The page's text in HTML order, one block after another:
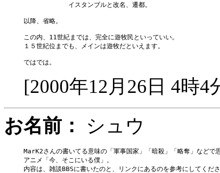
イスタンブルと改名、遷都。
以降、省略。
この内、11世紀までは、完全に遊牧民といっていい。
１５世紀位までも、メインは遊牧だといえます。
[2000年12月26日 4時4
お名前：
シュウ
MarK2さんの書いてる意味の「軍事国家」「暗殺」「略奪」などで
アニメ「今、そこにいる僕」。
内容は、雑談BBSに書いたのと、リンクにあるのを参考にしてくだ